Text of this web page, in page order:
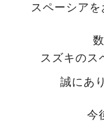
スペーシア
スズキのス
誠にあ
今